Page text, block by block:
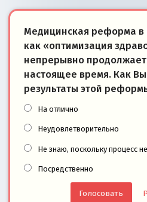
Медицинская реформа в
как «оптимизация
непрерывно
настоящее время. Как
результаты этой
На отлично
Неудовлетворительно
Не знаю, поскольку процесс
Посредственно